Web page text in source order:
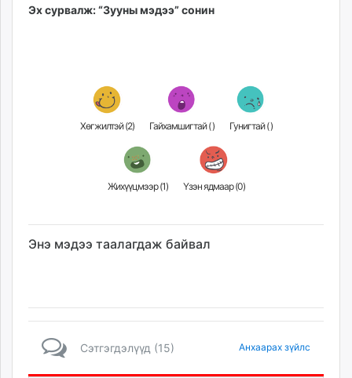
Эх сурвалж: “Зууны мэдээ” сонин
Хөгжилтэй (2) Гайхамшигтай () Гунигтай ()
Жихүүцмээр (1) Үзэн ядмаар (0)
Энэ мэдээ таалагдаж байвал
Сэтгэгдэлүүд (15) Анхаарах зүйлс